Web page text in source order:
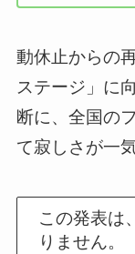
動休止からの
ステージ」に
断に、全国の
て寂しさが一
この発表は
りません。